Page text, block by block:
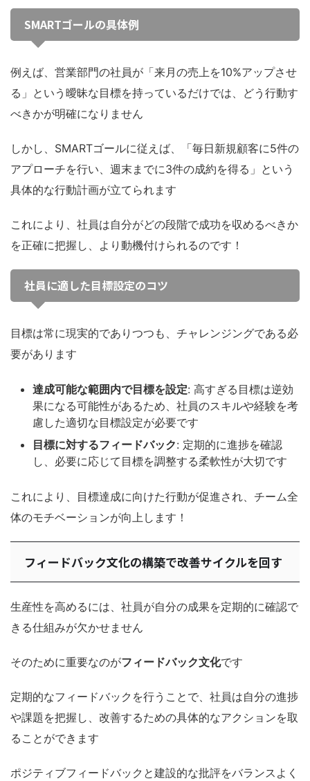
SMARTゴールの具体例
例えば、営業部門の社員が「来月の売上を10%アップさせ
る」という曖昧な目標を持っているだけでは、どう行動す
べきかが明確になりません
しかし、SMARTゴールに従えば、「毎日新規顧客に5件の
アプローチを行い、週末までに3件の成約を得る」という
具体的な行動計画が立てられます
これにより、社員は自分がどの段階で成功を収めるべきか
を正確に把握し、より動機付けられるのです！
社員に適した目標設定のコツ
目標は常に現実的でありつつも、チャレンジングである必
要があります
達成可能な範囲内で目標を設定: 高すぎる目標は逆効
果になる可能性があるため、社員のスキルや経験を考
慮した適切な目標設定が必要です
目標に対するフィードバック: 定期的に進捗を確認
し、必要に応じて目標を調整する柔軟性が大切です
これにより、目標達成に向けた行動が促進され、チーム全
体のモチベーションが向上します！
フィードバック文化の構築で改善サイクルを回す
生産性を高めるには、社員が自分の成果を定期的に確認で
きる仕組みが欠かせません
そのために重要なのがフィードバック文化です
定期的なフィードバックを行うことで、社員は自分の進捗
や課題を把握し、改善するための具体的なアクションを取
ることができます
ポジティブフィードバックと建設的な批評をバランスよく